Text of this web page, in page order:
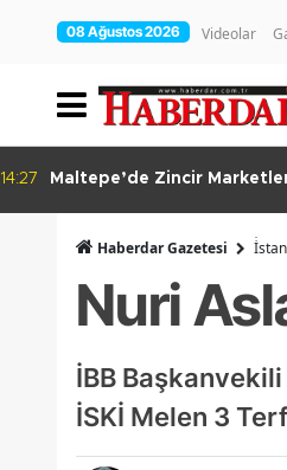
08 Ağustos 2026 Videolar
14:27
Maltepe’de Zincir
Haberdar Gazetesi
Nuri
İBB
İSKİ Melen 3